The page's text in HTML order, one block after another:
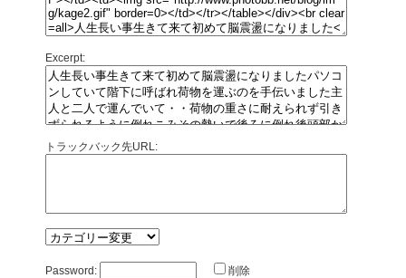
Excerpt:
トラックバック先URL:
Password: 削除